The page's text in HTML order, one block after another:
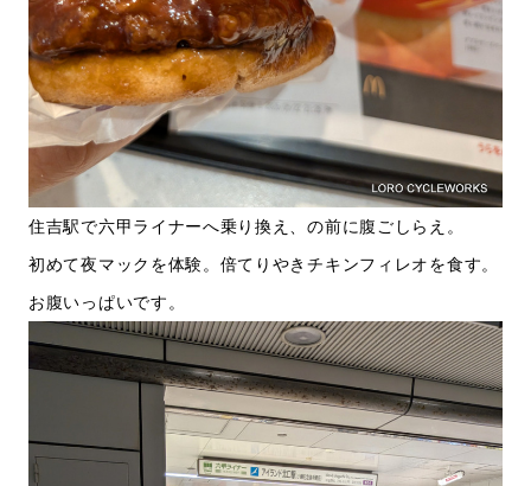
住吉駅で六甲ライナーへ乗り換え、の前に腹ごしらえ。
初めて夜マックを体験。倍てりやきチキンフィレオを食す。
お腹いっぱいです。